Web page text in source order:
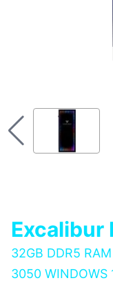
Excalibur
32GB DDR5
3050 WINDOWS